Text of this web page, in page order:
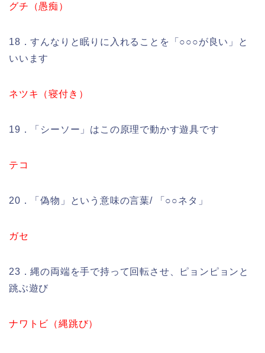
グチ（愚痴）
18．すんなりと眠りに入れることを「○○○が良い」と
いいます
ネツキ（寝付き）
19．「シーソー」はこの原理で動かす遊具です
テコ
20．「偽物」という意味の言葉/ 「○○ネタ」
ガセ
23．縄の両端を手で持って回転させ、ピョンピョンと
跳ぶ遊び
ナワトビ（縄跳び）